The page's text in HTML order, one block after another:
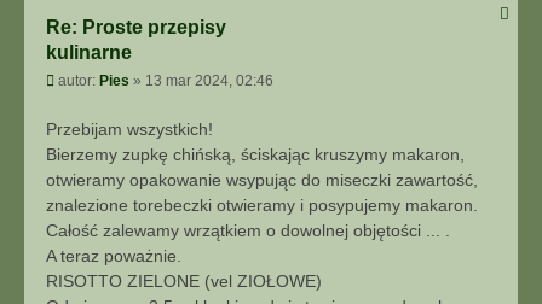
0
6
5
Re: Proste przepisy
kulinarne
P
s
t
autor: Pies » 13 mar 2024, 02:46
Przebijam wszystkich!
Bierzemy zupkę chińską, ściskając kruszymy makaron,
otwieramy opakowanie wsypując do miseczki zawartość,
znalezione torebeczki otwieramy i posypujemy makaron.
Całość zalewamy wrzątkiem o dowolnej objętości ... .
A teraz poważnie.
RISOTTO ZIELONE (vel ZIOŁOWE)